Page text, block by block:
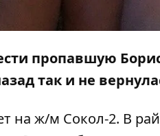
пропавшую
так и не
на ж/м Сокол-2. В